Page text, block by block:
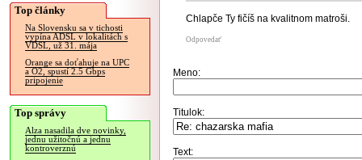
Top články
Na Slovensku sa v tichosti
vypína ADSL v lokalitách s
VDSL, už 31. mája
Orange sa doťahuje na UPC
a O2, spustí 2.5 Gbps
pripojenie
Top správy
Alza nasadila dve novinky,
jednu užitočnú a jednu
kontroverznú
Chlapče Ty fičíš na kvalitnom matroši.
Odpovedať
Meno:
Titulok:
Text: